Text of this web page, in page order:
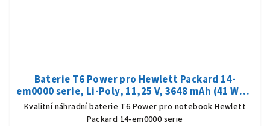
Baterie T6 Power pro Hewlett Packard 14-
em0000 serie, Li-Poly, 11,25 V, 3648 mAh (41 Wh),
černá
Kvalitní náhradní baterie T6 Power pro notebook Hewlett
Packard 14-em0000 serie